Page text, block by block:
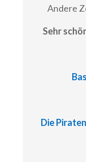
Andere
Sehr
Die